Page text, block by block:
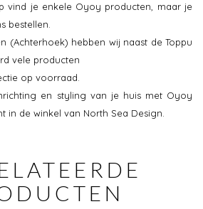
vind je enkele Oyoy producten, maar je
bestellen.
(Achterhoek) hebben wij naast de Toppu
vele producten
op voorraad.
en styling van je huis met Oyoy
in de winkel van North Sea Design.